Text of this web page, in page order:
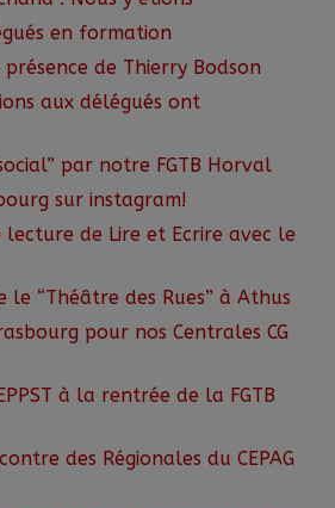
en formation
de Thierry Bodson
aux délégués ont
par notre FGTB Horval
sur instagram!
de Lire et Ecrire avec le
le “Théâtre des Rues” à Athus
pour nos Centrales CG
à la rentrée de la FGTB
des Régionales du CEPAG